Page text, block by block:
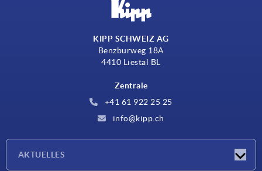
KIPP SCHWEIZ AG
Benzburweg 18A
4410 Liestal BL
Zentrale
+41 61 922 25 25
info@kipp.ch
AKTUELLES